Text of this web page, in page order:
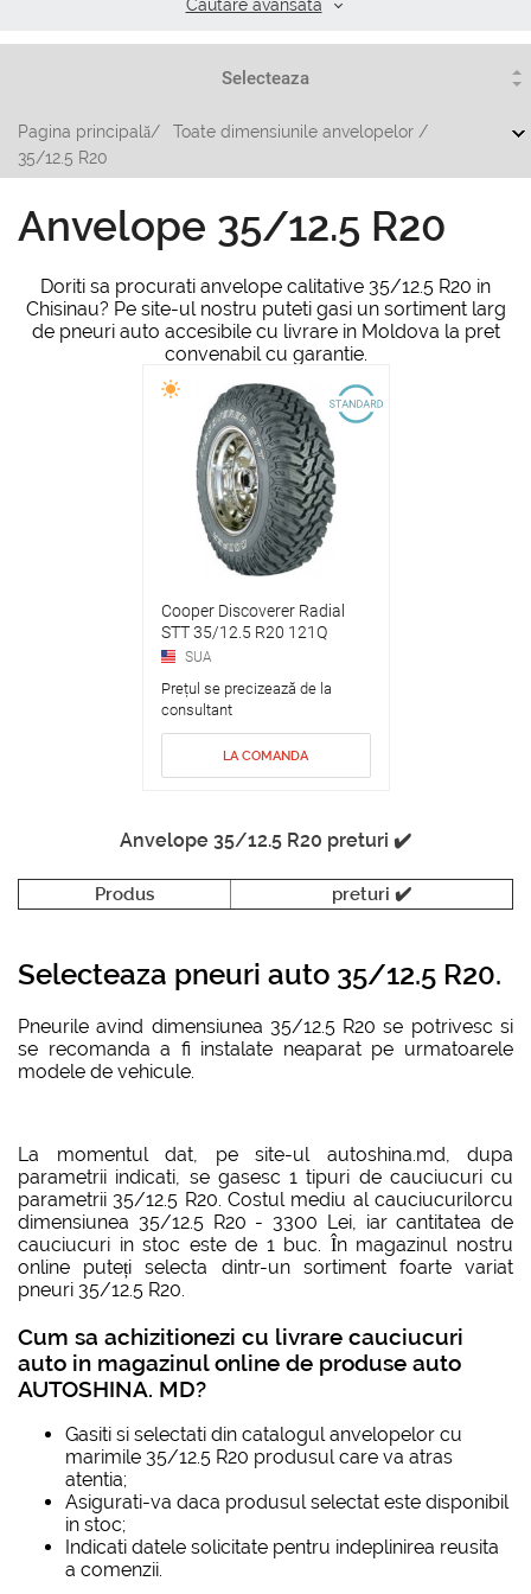
Cautare аvansata
Pagina principală/ Toate dimensiunile anvelopelor /
35/12.5 R20
Anvelope 35/12.5 R20
Doriti sa procurati anvelope calitative 35/12.5 R20 in
Chisinau? Pe site-ul nostru puteti gasi un sortiment larg
de pneuri auto accesibile cu livrare in Moldova la pret
convenabil cu garantie.
Cooper Discoverer Radial
STT 35/12.5 R20 121Q
SUA
Prețul se precizează de la
consultant
LA COMANDA
Anvelope 35/12.5 R20 preturi ✔️
Produs preturi ✔️
Selecteaza pneuri auto 35/12.5 R20.
Pneurile avind dimensiunea 35/12.5 R20 se potrivesc si
se recomanda a fi instalate neaparat pe urmatoarele
modele de vehicule.
La momentul dat, pe site-ul autoshina.md, dupa
parametrii indicati, se gasesc 1 tipuri de cauciucuri cu
parametrii 35/12.5 R20. Costul mediu al cauciucurilorcu
dimensiunea 35/12.5 R20 - 3300 Lei, iar cantitatea de
cauciucuri in stoc este de 1 buc. În magazinul nostru
online puteți selecta dintr-un sortiment foarte variat
pneuri 35/12.5 R20.
Cum sa achizitionezi cu livrare cauciucuri
auto in magazinul online de produse auto
AUTOSHINA. MD?
Gasiti si selectati din catalogul anvelopelor cu
marimile 35/12.5 R20 produsul care va atras
atentia;
Asigurati-va daca produsul selectat este disponibil
in stoc;
Indicati datele solicitate pentru indeplinirea reusita
a comenzii.